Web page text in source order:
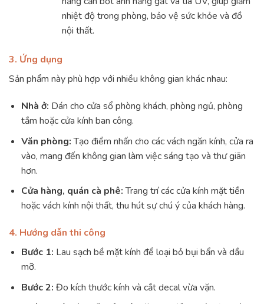
nhiệt độ trong phòng, bảo vệ sức khỏe và đồ
nội thất.
3. Ứng dụng
Sản phẩm này phù hợp với nhiều không gian khác nhau:
Nhà ở: Dán cho cửa sổ phòng khách, phòng ngủ, phòng
tắm hoặc cửa kính ban công.
Văn phòng:Tạo điểm nhấn cho các vách ngăn kính, cửa ra
vào, mang đến không gian làm việc sáng tạo và thư giãn
hơn.
Cửa hàng, quán cà phê:Trang trí các cửa kính mặt tiền
hoặc vách kính nội thất, thu hút sự chú ý của khách hàng.
4. Hướng dẫn thi công
Bước 1: Lau sạch bề mặt kính để loại bỏ bụi bẩn và dầu
mỡ.
Bước 2: Đo kích thước kính và cắt decal vừa vặn.